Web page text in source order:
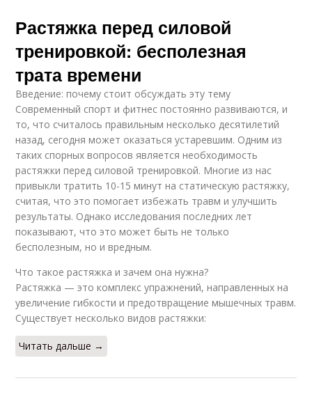
Растяжка перед силовой
тренировкой: бесполезная
трата времени
Введение: почему стоит обсуждать эту тему
Современный спорт и фитнес постоянно развиваются, и
то, что считалось правильным несколько десятилетий
назад, сегодня может оказаться устаревшим. Одним из
таких спорных вопросов является необходимость
растяжки перед силовой тренировкой. Многие из нас
привыкли тратить 10-15 минут на статическую растяжку,
считая, что это помогает избежать травм и улучшить
результаты. Однако исследования последних лет
показывают, что это может быть не только
бесполезным, но и вредным.
Что такое растяжка и зачем она нужна?
Растяжка — это комплекс упражнений, направленных на
увеличение гибкости и предотвращение мышечных травм.
Существует несколько видов растяжки:
Читать дальше →